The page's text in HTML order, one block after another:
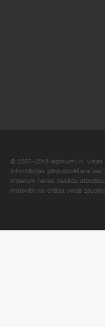
© 2007–2018 Iepirkumi.lv. Visas
Informācijas pārpublicēšana
Imperum nenes nekādu
materiāli vai citāda veida